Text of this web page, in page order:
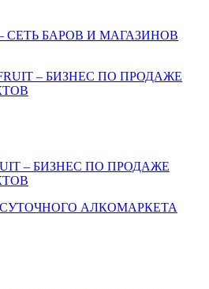
СЕТЬ БАРОВ И МАГАЗИНОВ
– БИЗНЕС ПО ПРОДАЖЕ